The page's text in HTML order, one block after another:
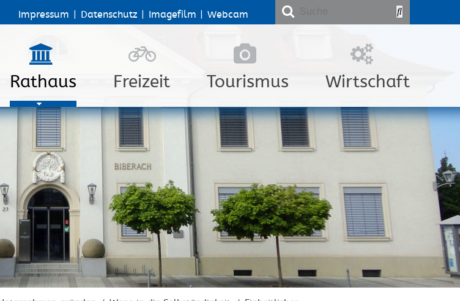
Impressum Datenschutz Imagefilm Webcam
Rathaus Freizeit Tourismus Wirtschaft